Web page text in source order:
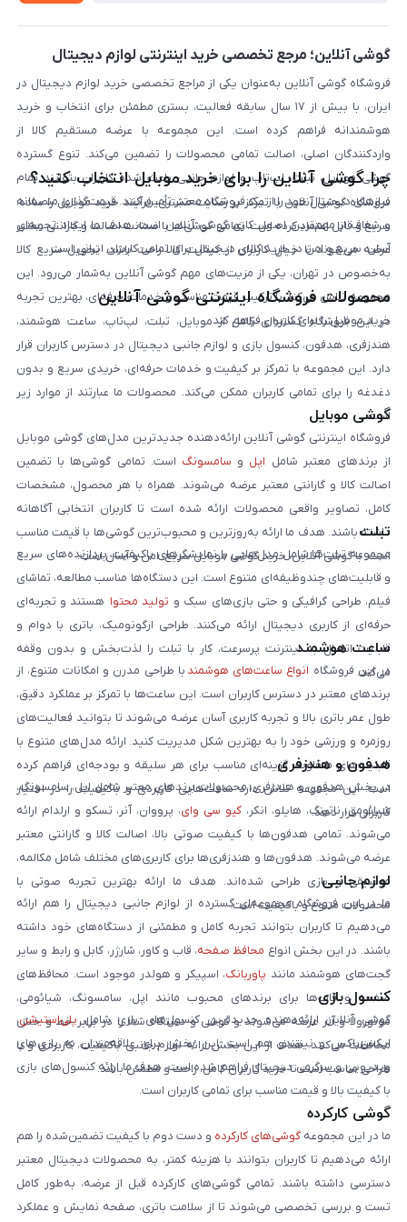
بلاگ
گوشی آنلاین؛ مرجع تخصصی خرید اینترنتی لوازم دیجیتال
فروشگاه گوشی آنلاین به‌عنوان یکی از مراجع تخصصی خرید لوازم دیجیتال در
ایران، با بیش از ۱۷ سال سابقه فعالیت، بستری مطمئن برای انتخاب و خرید
هوشمندانه فراهم کرده است. این مجموعه با عرضه مستقیم کالا از
واردکنندگان اصلی، اصالت تمامی محصولات را تضمین می‌کند. تنوع گسترده
گوشی موبایل، تبلت، لپ‌تاپ و لوازم جانبی باعث شده کاربران بتوانند تمام
نیازهای دیجیتال خود را از یک فروشگاه معتبر تأمین کنند. قیمت‌گذاری منصفانه
و شفاف از مهم‌ترین اصول کاری گوشی آنلاین است. هدف ما ایجاد تجربه‌ای
آسان، سریع و امن در خرید کالای دیجیتال برای تمامی کاربران ایرانی است.
چرا گوشی آنلاین را برای خرید موبایل انتخاب کنید؟
فروشگاه گوشی آنلاین با تمرکز بر رضایت مشتری، فرآیند خرید موبایل را ساده،
سریع و قابل اعتماد کرده است. تمامی گوشی‌ها با ضمانت اصالت و گارانتی معتبر
عرضه می‌شوند تا خیال کاربران از کیفیت کالا راحت باشد. تحویل سریع کالا
به‌خصوص در تهران، یکی از مزیت‌های مهم گوشی آنلاین به‌شمار می‌رود. این
مجموعه تلاش می‌کند با ترکیب قیمت مناسب و خدمات حرفه‌ای، بهترین تجربه
خرید موبایل را برای کاربران فراهم کند.
محصولات فروشگاه اینترنتی گوشی آنلاین
در این فروشگاه گستره‌ای کامل از موبایل، تبلت، لپ‌تاپ، ساعت هوشمند،
هندزفری، هدفون، کنسول بازی و لوازم جانبی دیجیتال در دسترس کاربران قرار
دارد. این مجموعه با تمرکز بر کیفیت و خدمات حرفه‌ای، خریدی سریع و بدون
دغدغه را برای تمامی کاربران ممکن می‌کند. محصولات ما عبارتند از موارد زیر
است:
گوشی موبایل
فروشگاه اینترنتی گوشی آنلاین ارائه‌دهنده جدیدترین مدل‌های گوشی موبایل
از برندهای معتبر شامل اپل و سامسونگ است. تمامی گوشی‌ها با تضمین
اصالت کالا و گارانتی معتبر عرضه می‌شوند. همراه با هر محصول، مشخصات
کامل، تصاویر واقعی محصولات ارائه شده است تا کاربران انتخابی آگاهانه
داشته باشند. هدف ما ارائه به‌روزترین و محبوب‌ترین گوشی‌ها با قیمت مناسب
است. با گوشی آنلاین، خرید گوشی موبایل سریع، امن و آسان است.
تبلت
مجموعه تبلت‌ها شامل مدل‌هایی با نمایشگرهای باکیفیت، پردازنده‌های سریع
و قابلیت‌های چندوظیفه‌ای متنوع است. این دستگاه‌ها مناسب مطالعه، تماشای
فیلم، طراحی گرافیکی و حتی بازی‌های سبک و تولید محتوا هستند و تجربه‌ای
حرفه‌ای از کاربری دیجیتال ارائه می‌کنند. طراحی ارگونومیک، باتری با دوام و
قابلیت اتصال به اینترنت پرسرعت، کار با تبلت را لذت‌بخش و بدون وقفه
می‌کند.
ساعت هوشمند
در این فروشگاه انواع ساعت‌های هوشمند با طراحی مدرن و امکانات متنوع، از
برندهای معتبر در دسترس کاربران است. این ساعت‌ها با تمرکز بر عملکرد دقیق،
طول عمر باتری بالا و تجربه کاربری آسان عرضه می‌شوند تا بتوانید فعالیت‌های
روزمره و ورزشی خود را به بهترین شکل مدیریت کنید. ارائه مدل‌های متنوع با
قابلیت‌های متفاوت، گزینه‌ای مناسب برای هر سلیقه و بودجه‌ای فراهم کرده
است. این مجموعه تلاش دارد ساعت‌هایی کاربردی و باکیفیت را در اختیار
کاربران قرار دهد.
هدفون و هندزفری
در بخش هدفون و هندزفری، محصولات برندهای معتبر شامل اپل، سامسونگ،
شیائومی، ناتینگ، هایلو، انکر، کیو سی وای، پرووان، آنر، تسکو و ارلدام ارائه
می‌شوند. تمامی هدفون‌ها با کیفیت صوتی بالا، اصالت کالا و گارانتی معتبر
عرضه می‌شوند. هدفون‌ها و هندزفری‌ها برای کاربری‌های مختلف شامل مکالمه،
موسیقی و بازی طراحی شده‌اند. هدف ما ارائه بهترین تجربه صوتی با
محصولات متنوع و باکیفیت است.
لوازم جانبی
ما در این فروشگاه مجموعه‌ای گسترده از لوازم جانبی دیجیتال را هم ارائه
می‌دهیم تا کاربران بتوانند تجربه کامل و مطمئنی از دستگاه‌های خود داشته
باشند. در این بخش انواع محافظ صفحه، قاب و کاور، شارژر، کابل و رابط و سایر
گجت‌های هوشمند مانند پاوربانک، اسپیکر و هولدر موجود است. محافظ‌های
صفحه و قاب‌ها برای برندهای محبوب مانند اپل، سامسونگ، شیائومی،
موتورولا و آنر عرضه می‌شوند و گوشی و دستگاه شما را در برابر خط و خش
محافظت می‌کنند. هدف از این بخش ارائه لوازم جانبی باکیفیت، کاربردی و با
طراحی مناسب است تا خرید کاربران کامل، راحت و مطمئن باشد.
کنسول بازی
گوشی آنلاین ارائه‌دهنده جدیدترین کنسول‌های بازی شامل پلی‌استیشن،
ایکس‌باکس و نینتندو هم است. این بخش برای علاقه‌مندان به بازی‌های
ویدیویی و سرگرمی دیجیتال فراهم شده است. هدف ما ارائه کنسول‌های بازی
با کیفیت بالا و قیمت مناسب برای تمامی کاربران است.
گوشی کارکرده
ما در این مجموعه گوشی‌های کارکرده و دست دوم با کیفیت تضمین‌شده را هم
ارائه می‌دهیم تا کاربران بتوانند با هزینه کمتر، به محصولات دیجیتال معتبر
دسترسی داشته باشند. تمامی گوشی‌های کارکرده قبل از عرضه، به‌طور کامل
تست و بررسی تخصصی می‌شوند تا از سلامت باتری، صفحه نمایش و عملکرد